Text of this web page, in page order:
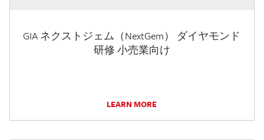
GIA ネクストジェム（NextGem） ダイヤモンド
研修 小売業向け
LEARN MORE